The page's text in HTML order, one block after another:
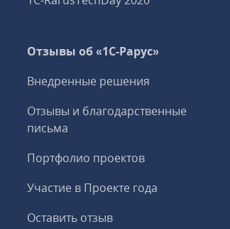
Отзывы об «1С-Рарус»
Внедренные решения
Отзывы и благодарственные
письма
Портфолио проектов
Участие в Проекте года
Оставить отзыв